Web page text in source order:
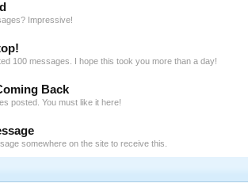
Impressive!
100 messages. I hope this took you more than a day!
Back
posted. You must like it here!
somewhere on the site to receive this.